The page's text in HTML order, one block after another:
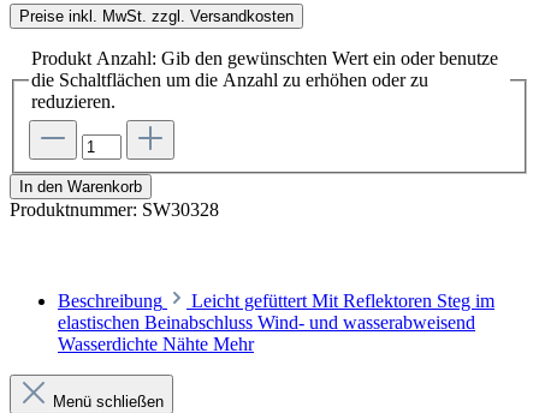
Preise inkl. MwSt. zzgl. Versandkosten
Produkt Anzahl: Gib den gewünschten Wert ein oder benutze
die Schaltflächen um die Anzahl zu erhöhen oder zu
reduzieren.
In den Warenkorb
Produktnummer: SW30328
Beschreibung
Leicht gefüttert Mit Reflektoren Steg im
elastischen Beinabschluss Wind- und wasserabweisend
Wasserdichte Nähte Mehr
Menü schließen